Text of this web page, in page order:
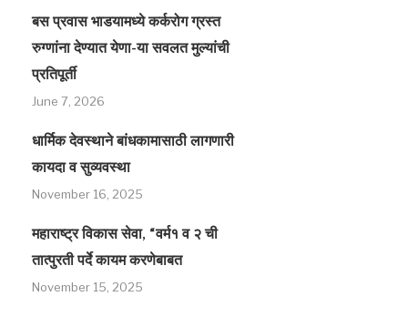
बस प्रवास भाडयामध्ये कर्करोग ग्रस्त
रुग्णांना देण्यात येणा-या सवलत मुल्यांची
प्रतिपूर्ती
June 7, 2026
धार्मिक देवस्थाने बांधकामासाठी लागणारी
कायदा व सुव्यवस्था
November 16, 2025
महाराष्ट्र विकास सेवा, “वर्म१ व २ ची
तात्पुरती पर्दे कायम करणेबाबत
November 15, 2025